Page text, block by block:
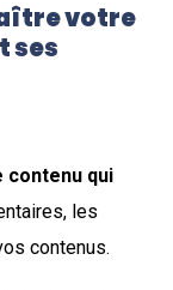
votre
ses
contenu qui
les
contenus.